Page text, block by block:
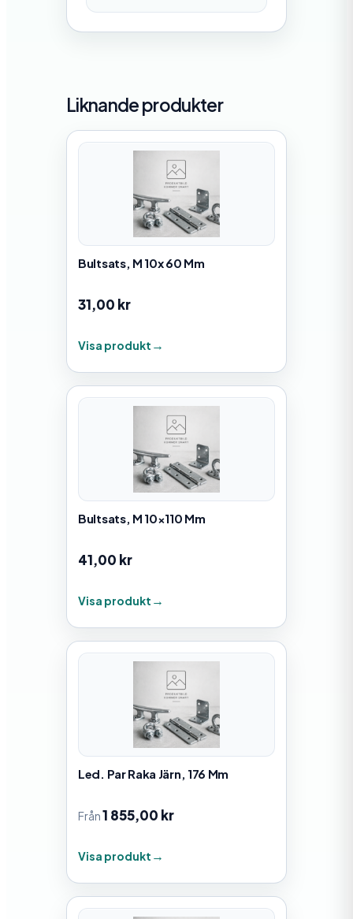
Liknande produkter
Bultsats, M 10x 60 Mm
31,00 kr
Visa produkt
Bultsats, M 10×110 Mm
41,00 kr
Visa produkt
Led. Par Raka Järn, 176 Mm
Från1 855,00 kr
Visa produkt